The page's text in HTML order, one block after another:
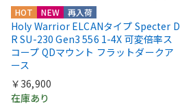
HOT NEW 再入荷
Holy Warrior ELCANタイプ Specter D
R SU-230 Gen3 556 1-4X 可変倍率ス
コープ QDマウント フラットダークア
ース
￥36,900
在庫あり